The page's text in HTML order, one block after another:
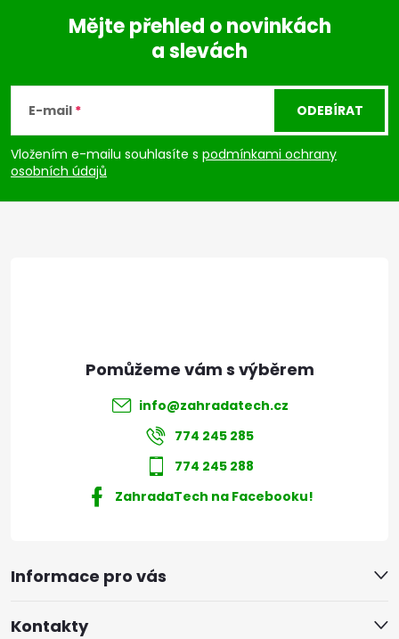
p
a
Mějte přehled o novinkách
a slevách
E-mail
Vložením e-mailu souhlasíte s podmínkami ochrany
osobních údajů
ODEBÍRAT
Informace pro vás
Kontakty
info@zahradatech.cz
774 245 285
774 245 288
ZahradaTech na Facebooku!